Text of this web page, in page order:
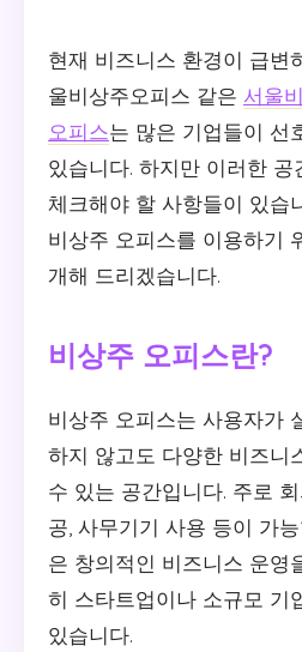
현재 비즈니스 환경이 급변
울비상주오피스 같은 서울
오피스는 많은 기업들이 선
있습니다. 하지만 이러한
체크해야 할 사항들이 있습
비상주 오피스를 이용하기
개해 드리겠습니다.
비상주 오피스란?
비상주 오피스는 사용자가
하지 않고도 다양한 비즈니
수 있는 공간입니다. 주로
공, 사무기기 사용 등이 가
은 창의적인 비즈니스 운영
히 스타트업이나 소규모 기
있습니다.